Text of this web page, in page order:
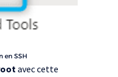
en SSH
avec cette